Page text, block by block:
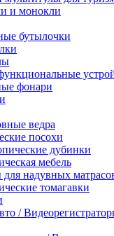
и монокли
бутылочки
фонари
ведра
посохи
дубинки
мебель
надувных
томагавки
/